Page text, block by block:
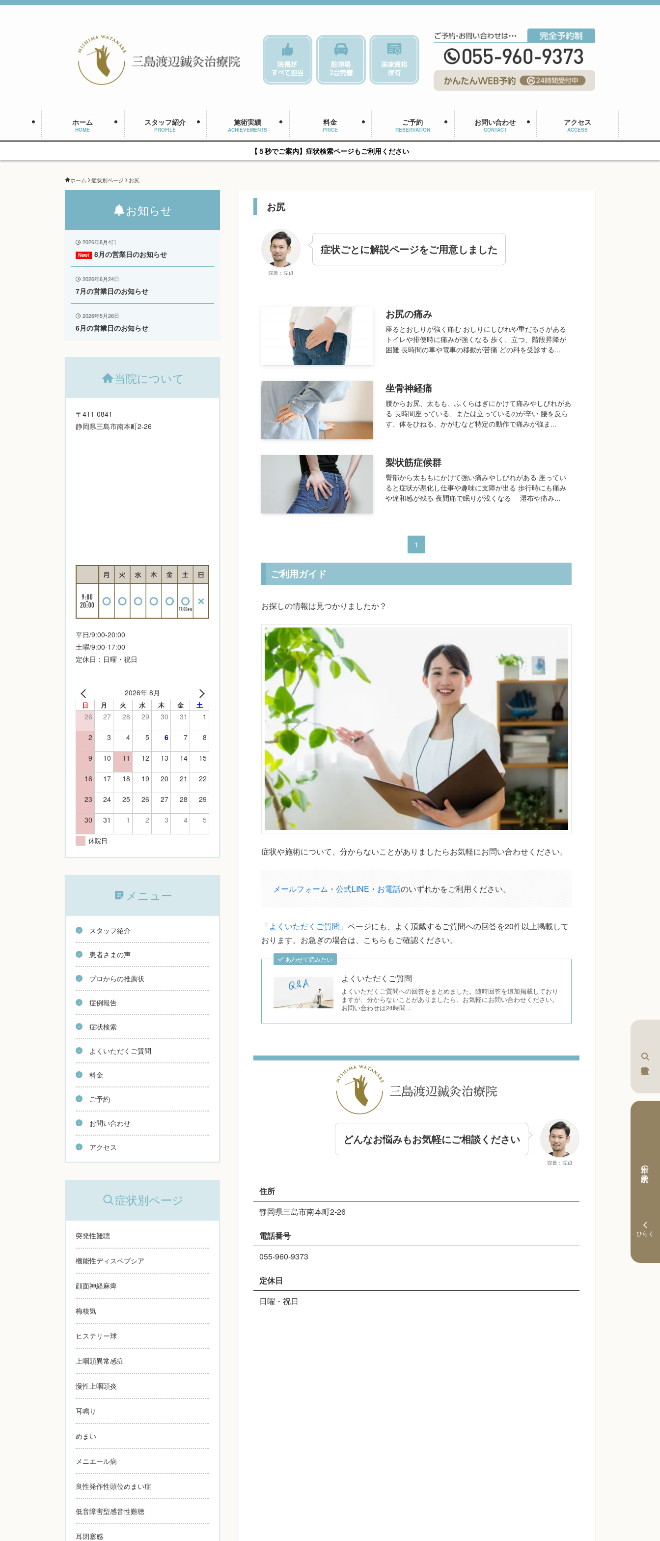
ホーム
HOME
スタッフ紹介
PROFILE
施術実績
ACHIEVEMENTS
料金
PRICE
ご予約
RESERVATION
お問い合わせ
CONTACT
アクセス
ACCESS
【５秒でご案内】症状検索ページもご利用ください
ホーム 症状別ページ お尻
お尻
院長：渡辺
症状ごとに解説ページをご用意しました
お尻の痛み
座るとおしりが強く痛む おしりにしびれや重だるさがある
トイレや排便時に痛みが強くなる 歩く、立つ、階段昇降が
困難 長時間の車や電車の移動が苦痛 どの科を受診する...
坐骨神経痛
腰からお尻、太もも、ふくらはぎにかけて痛みやしびれがあ
る 長時間座っている、または立っているのが辛い 腰を反ら
す、体をひねる、かがむなど特定の動作で痛みが強ま...
梨状筋症候群
臀部から太ももにかけて強い痛みやしびれがある 座ってい
ると症状が悪化し仕事や趣味に支障が出る 歩行時にも痛み
や違和感が残る 夜間痛で眠りが浅くなる 湿布や痛み...
1
ご利用ガイド
お探しの情報は見つかりましたか？
症状や施術について、分からないことがありましたらお気軽にお問い合わせください。
メールフォーム ・ 公式LINE ・ お電話のいずれかをご利用ください。
「よくいただくご質問 」ページにも、よく頂戴するご質問への回答を20件以上掲載して
おります。お急ぎの場合は、こちらもご確認ください。
あわせて読みたい
よくいただくご質問
よくいただくご質問への回答をまとめました。随時回答を追加掲載しており
ますが、分からないことがありましたら、お気軽にお問い合わせください。
お問い合わせは24時間...
院長：渡辺
どんなお悩みもお気軽にご相談ください
住所
静岡県三島市南本町2-26
電話番号
055-960-9373
定休日
日曜・祝日
お知らせ
2026年8月4日
8月の営業日のお知らせ
2026年6月24日
7月の営業日のお知らせ
2026年5月26日
6月の営業日のお知らせ
当院について
〒411-0841
静岡県三島市南本町2-26
平日/9:00-20:00
土曜/9:00-17:00
定休日：日曜・祝日
2026年 8月
日 月 火 水 木 金 土
26 27 28 29 30 31 1
2 3 4 5 6 7 8
9 10 11 12 13 14 15
16 17 18 19 20 21 22
23 24 25 26 27 28 29
30 31 1 2 3 4 5
休院日
メニュー
スタッフ紹介
患者さまの声
プロからの推薦状
症例報告
症状検索
よくいただくご質問
料金
ご予約
お問い合わせ
アクセス
症状別ページ
突発性難聴
機能性ディスペプシア
顔面神経麻痺
梅核気
ヒステリー球
上咽頭異常感症
慢性上咽頭炎
耳鳴り
めまい
メニエール病
良性発作性頭位めまい症
低音障害型感音性難聴
耳閉塞感
本日の予約状況